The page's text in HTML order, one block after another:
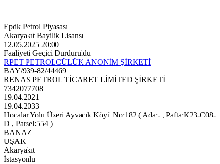
Epdk Petrol Piyasası
Akaryakıt Bayilik Lisansı
12.05.2025 20:00
Faaliyeti Geçici Durduruldu
RPET PETROLCÜLÜK ANONİM ŞİRKETİ
BAY/939-82/44469
RENAS PETROL TİCARET LİMİTED ŞİRKETİ
7342077708
19.04.2021
19.04.2033
Hocalar Yolu Üzeri Ayvacık Köyü No:182 ( Ada:- , Pafta:K23-C08-
D , Parsel:554 )
BANAZ
UŞAK
Akaryakıt
İstasyonlu